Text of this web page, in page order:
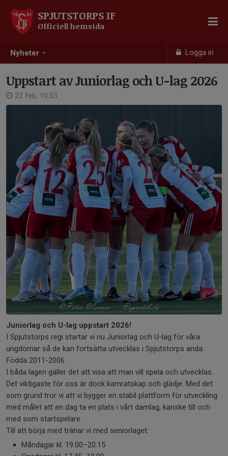
Nyheter Logga in
SPJUTSTORPS IF
Officiell hemsida
Uppstart av Juniorlag och U-lag 2026
22 feb, 10:03
Juniorlag och U-lag uppstart 2026!
I Spjutstorps regi startar vi nu Juniorlag och U-lag för våra
ungdomar så de kan fortsätta utvecklas i Spjutstorps anda.
Födda 2011-2006
I båda lagen gäller det att visa att man vill spela och utvecklas.
Det viktigaste för oss är dock kamratskap och glädje. Med det
som grund tror vi att vi bygger en stabil plattform för utveckling
med målet att en dag ta en plats i vårt damlag, kanske till och
med som startspelare.
Till att börja med tränar vi med seniorlaget:
Måndagar kl. 19.00–20.15